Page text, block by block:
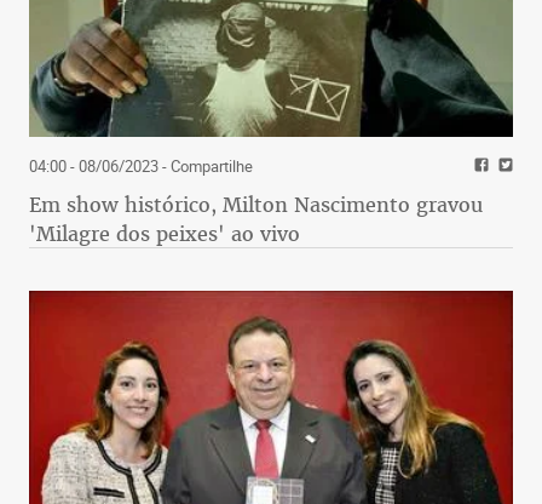
04:00 - 08/06/2023- Compartilhe
Em show histórico, Milton Nascimento gravou
'Milagre dos peixes' ao vivo